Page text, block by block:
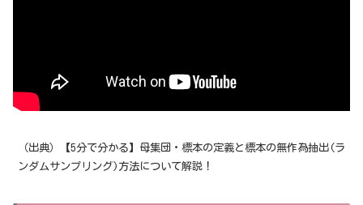
（出典）【5分で分かる】母集団・標本の定義と標本の無作為抽出(ラ
ンダムサンプリング)方法について解説！